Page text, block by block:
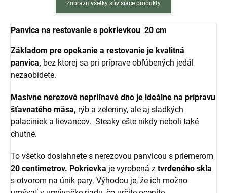
Zobraziť všetky súvisiace produkty
Panvica na restovanie s pokrievkou 20 cm
Základom pre opekanie a restovanie je kvalitná
panvica, bez ktorej sa pri príprave obľúbených jedál
nezaobídete.
Masívne nerezové nepriľnavé dno je ideálne na prípravu
šťavnatého mäsa, rýb a zeleniny, ale aj sladkých
palaciniek a lievancov. Steaky ešte nikdy neboli také
chutné.
To všetko dosiahnete s nerezovou panvicou s priemerom
20 centimetrov. Pokrievka je vyrobená z tvrdeného skla
s otvorom na únik pary. Výhodou je, že ich možno